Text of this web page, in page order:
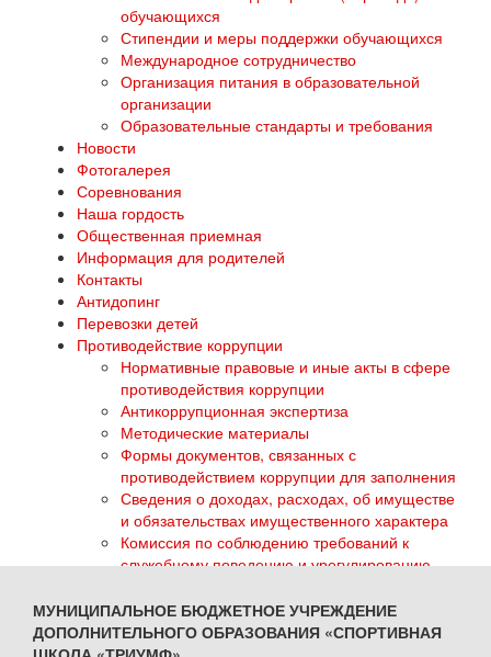
обучающихся
Стипендии и меры поддержки обучающихся
Международное сотрудничество
Организация питания в образовательной
организации
Образовательные стандарты и требования
Новости
Фотогалерея
Соревнования
Наша гордость
Общественная приемная
Информация для родителей
Контакты
Антидопинг
Перевозки детей
Противодействие коррупции
Нормативные правовые и иные акты в сфере
противодействия коррупции
Антикоррупционная экспертиза
Методические материалы
Формы документов, связанных с
противодействием коррупции для заполнения
Сведения о доходах, расходах, об имуществе
и обязательствах имущественного характера
Комиссия по соблюдению требований к
служебному поведению и урегулированию
Обратная связь для сообщений о фактах
коррупции
ГТО
МУНИЦИПАЛЬНОЕ БЮДЖЕТНОЕ УЧРЕЖДЕНИЕ
ДОПОЛНИТЕЛЬНОГО ОБРАЗОВАНИЯ «СПОРТИВНАЯ